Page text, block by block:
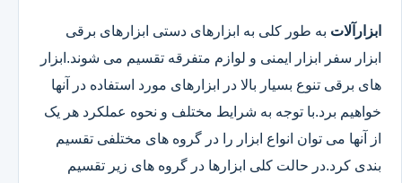
ابزارآلات به طور کلی به ابزارهای دستی ابزارهای برقی
ابزار سفر ابزار ایمنی و لوازم متفرقه تقسیم می شوند.ابزار
های برقی تنوع بسیار بالا در ابزارهای مورد استفاده در آنها
خواهیم برد.با توجه به شرایط مختلف و نحوه عملکرد هر یک
از آنها می توان انواع ابزار را در گروه های مختلفی تقسیم
بندی کرد.در حالت کلی ابزارها در گروه های زیر تقسیم